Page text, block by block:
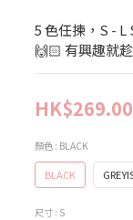
5 色任揀，S -
🙌🏻 有興趣就
HK$269.00
顏色 : BLACK
BLACK
尺寸 : S